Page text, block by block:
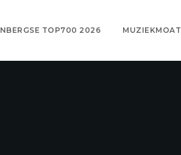
TOP700 2026 MUZIEKMOAT